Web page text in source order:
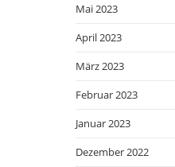
Mai 2023
April 2023
März 2023
Februar 2023
Januar 2023
Dezember 2022